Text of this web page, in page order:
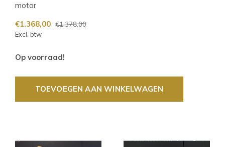
motor
€1.368,00 €1.378,00
Excl. btw
Op voorraad!
TOEVOEGEN AAN WINKELWAGEN